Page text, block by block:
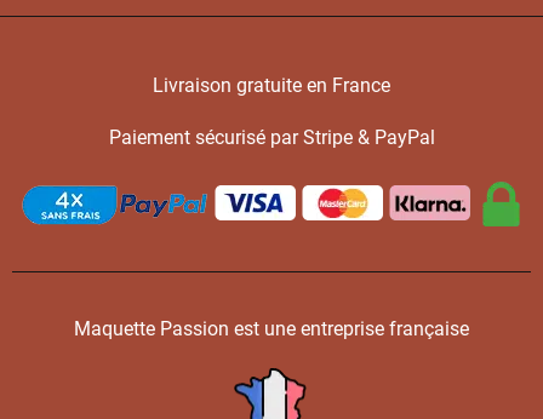
Livraison gratuite en France
Paiement sécurisé par Stripe & PayPal
Maquette Passion est une entreprise française